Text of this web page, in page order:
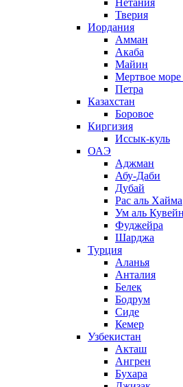
Тверия
Иордания
Амман
Акаба
Майин
Мертвое море
Петра
Казахстан
Боровое
Киргизия
Иссык-куль
ОАЭ
Аджман
Абу-Даби
Дубай
Рас аль Хайма
Ум аль Кувейн
Фуджейра
Шарджа
Турция
Аланья
Анталия
Белек
Бодрум
Сиде
Кемер
Узбекистан
Акташ
Ангрен
Бухара